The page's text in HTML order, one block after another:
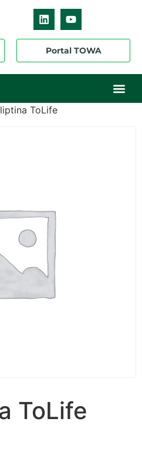
Portal TOWA
ToLife
ToLife